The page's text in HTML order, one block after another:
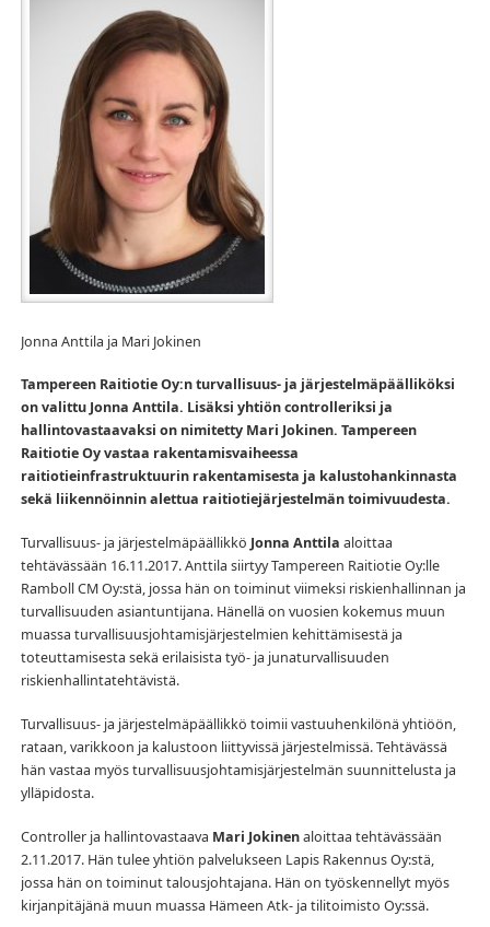
Jonna Anttila ja Mari Jokinen
Tampereen Raitiotie Oy:n turvallisuus- ja järjestelmäpäälliköksi
on valittu Jonna Anttila. Lisäksi yhtiön controlleriksi ja
hallintovastaavaksi on nimitetty Mari Jokinen. Tampereen
Raitiotie Oy vastaa rakentamisvaiheessa
raitiotieinfrastruktuurin rakentamisesta ja kalustohankinnasta
sekä liikennöinnin alettua raitiotiejärjestelmän toimivuudesta.
Turvallisuus- ja järjestelmäpäällikkö Jonna Anttila aloittaa
tehtävässään 16.11.2017. Anttila siirtyy Tampereen Raitiotie Oy:lle
Ramboll CM Oy:stä, jossa hän on toiminut viimeksi riskienhallinnan ja
turvallisuuden asiantuntijana. Hänellä on vuosien kokemus muun
muassa turvallisuusjohtamisjärjestelmien kehittämisestä ja
toteuttamisesta sekä erilaisista työ- ja junaturvallisuuden
riskienhallintatehtävistä.
Turvallisuus- ja järjestelmäpäällikkö toimii vastuuhenkilönä yhtiöön,
rataan, varikkoon ja kalustoon liittyvissä järjestelmissä. Tehtävässä
hän vastaa myös turvallisuusjohtamisjärjestelmän suunnittelusta ja
ylläpidosta.
Controller ja hallintovastaava Mari Jokinenaloittaa tehtävässään
2.11.2017. Hän tulee yhtiön palvelukseen Lapis Rakennus Oy:stä,
jossa hän on toiminut talousjohtajana. Hän on työskennellyt myös
kirjanpitäjänä muun muassa Hämeen Atk- ja tilitoimisto Oy:ssä.